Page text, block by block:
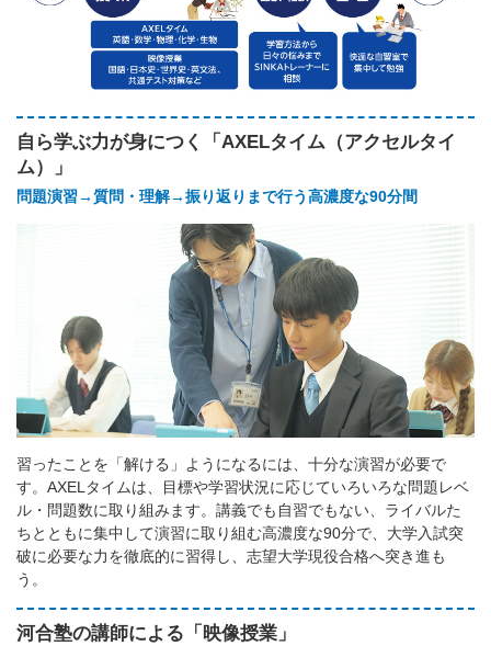
自ら学ぶ力が身につく「AXELタイム（アクセルタイ
ム）」
問題演習→質問・理解→振り返りまで行う高濃度な90分間
習ったことを「解ける」ようになるには、十分な演習が必要で
す。AXELタイムは、目標や学習状況に応じていろいろな問題レベ
ル・問題数に取り組みます。講義でも自習でもない、ライバルた
ちとともに集中して演習に取り組む高濃度な90分で、大学入試突
破に必要な力を徹底的に習得し、志望大学現役合格へ突き進も
う。
河合塾の講師による「映像授業」